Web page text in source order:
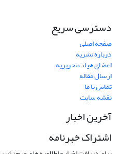
دسترسی سریع
صفحه اصلی
درباره نشریه
اعضای هیات تحریریه
ارسال مقاله
تماس با ما
نقشه سایت
آخرین اخبار
اشتراک خبرنامه